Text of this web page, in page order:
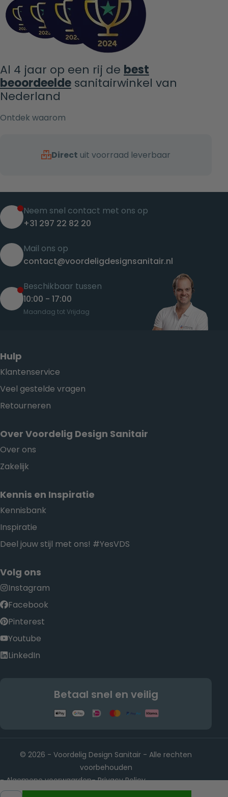
Al 4 jaar op een rij de best
beoordeelde sanitairwinkel van
Nederland
Ontdek waarom
Direct uit voorraad leverbaar
Neem snel contact met ons op
+31 297 22 82 20
Mail ons op
contact@voordeligdesignsanitair.nl
Beschikbaar tussen
10:00 - 17:00
Maandag tot Vrijdag
Hulp
Klantenservice
Veel gestelde vragen
Retourneren
Over Voordelig Design Sanitair
Over ons
Zakelijk
Kennis en Inspiratie
Kennisbank
Inspiratie
Deel jouw stijl met ons! #YesVDS
Volg ons
Instagram
Facebook
Pinterest
Youtube
LinkedIn
Betaal snel en veilig
© 2026 - Voordelig Design Sanitair - Alle rechten
voorbehouden
- Algemene voorwaarden- Privacy Policy
-Rietwijkeroordweg 22, 1432 JE Aalsmeer KvK-nummer: